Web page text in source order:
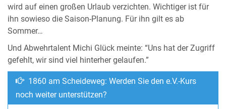
wird auf einen großen Urlaub verzichten. Wichtiger ist für
ihn sowieso die Saison-Planung. Für ihn gilt es ab
Sommer…
Und Abwehrtalent Michi Glück meinte: “Uns hat der Zugriff
gefehlt, wir sind viel hinterher gelaufen.”
1860 am Scheideweg: Werden Sie den e.V.-Kurs
noch weiter unterstützen?